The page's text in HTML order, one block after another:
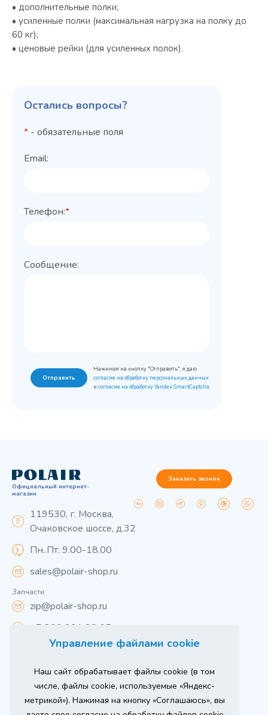
Управление файлами cookie
Наш сайт обрабатывает файлы cookie (в том
числе, файлы cookie, используемые «Яндекс-
метрикой»). Нажимая на кнопку «Соглашаюсь», вы
• дополнительные полки;
• усиленные полки (максимальная нагрузка на полку до
60 кг);
• ценовые рейки (для усиленных полок).
Остались вопросы?
* - обязательные поля
Email:
Телефон:*
Сообщение:
Отправить
Нажимая на кнопку "Отправить", я даю
согласие на обработку персональных данных
и согласие на обработку Yandex SmartCaptcha
Официальный интернет-
магазин
119530, г. Москва,
Очаковское шоссе, д.32
Пн..Пт: 9.00-18.00
sales@polair-shop.ru
Запчасти:
zip@polair-shop.ru
+7 800 301 33 65
Заказать звонок
Вся информация на сайте о товарах носит
справочный характер и не является публичной
офертой в соответствии с пунктом 2 статьи 437 ГК РФ.
Для получения подробной информации о наличии и
стоимости указанных товаров и (или) услуг,